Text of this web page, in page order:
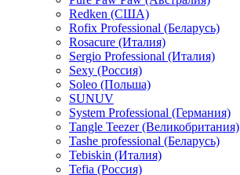
Redken (США)
Rofix Professional (Беларусь)
Rosacure (Италия)
Sergio Professional (Италия)
Sexy (Россия)
Soleo (Польша)
SUNUV
System Professional (Германия)
Tangle Teezer (Великобритания)
Tashe professional (Беларусь)
Tebiskin (Италия)
Tefia (Россия)